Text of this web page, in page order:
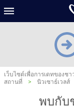
เว็บไซต์เพื่อการเดทของชา
สถานที่
> นิวเซาธ์เวลส์
พบกับ